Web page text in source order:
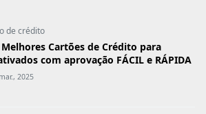
de crédito
Melhores Cartões de Crédito para
com aprovação FÁCIL e RÁPIDA
2025